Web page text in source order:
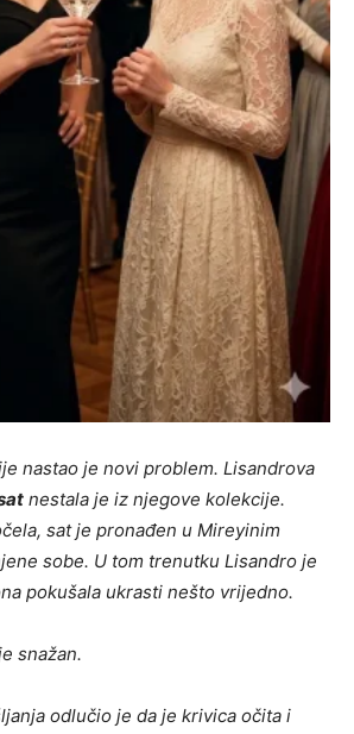
nastao je novi problem. Lisandrova
nestala je iz njegove kolekcije.
sat je pronađen u Mireyinim
sobe. U tom trenutku Lisandro je
pokušala ukrasti nešto vrijedno.
snažan.
odlučio je da je krivica očita i